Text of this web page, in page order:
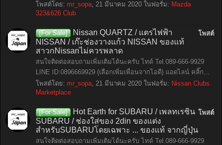
โพสต์โดย: mr_sopa, 21 มีนาคม 2020 ในฟอรั่ม: Mazda
323&626 Club
โพสต์
[For Sale]
Nissan QUARTZ / แตรไฟฟ้า
NISSAN / เก๊ะช่องวางแก้ว NISSAN ของแท้
สาวกNissanไม่ควรพลาด
สนใจติดต่อสอบถามเพิ่มเติมได้นะครับ ไทด์ Tel.089-666-9929
LINE ID:0896669929 (เลือกเพิ่มเพื่อนจากไอดี) แอดไลน์ คลิ๊ก...
โพสต์โดย: mr_sopa, 21 มีนาคม 2020 ในฟอรั่ม: Nissan Clubs
Marketplace
โพสต์
[For Sale]
Hot Earth for SUBARU / เพลทเรซิ่น
SUBARU / ช่องใส่ของ 2din ของแต่ง
สำหรับSUBARUโดยเฉพาะ ... ของแท้ จากญี่ปุ่น
สนใจติดต่อสอบถามเพิ่มเติมได้นะครับ ไทด์ Tel.089-666-9929